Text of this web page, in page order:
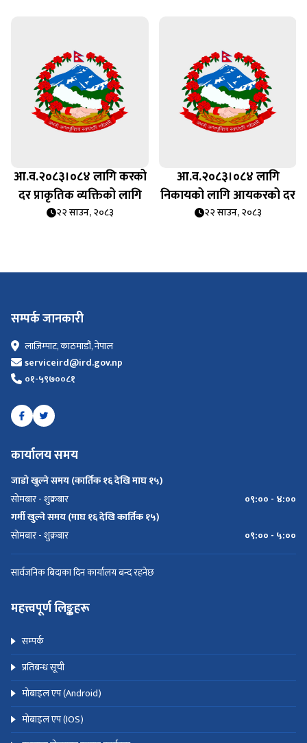
आ.व.२०८३।०८४ लागि करको
दर प्राकृतिक व्यक्तिको लागि
२२ साउन, २०८३
आ.व.२०८३।०८४ लागि
निकायको लागि आयकरको दर
२२ साउन, २०८३
सम्पर्क जानकारी
लाज़िम्पाट, काठमाडौं, नेपाल
serviceird@ird.gov.np
०१-५९७००८१
कार्यालय समय
जाडो खुल्ने समय (कार्तिक १६ देखि माघ १५)
सोमबार - शुक्रबार
०९:०० - ४:००
गर्मी खुल्ने समय (माघ १६ देखि कार्तिक १५)
सोमबार - शुक्रबार
०९:०० - ५:००
सार्वजनिक बिदाका दिन कार्यालय बन्द रहनेछ
महत्त्वपूर्ण लिङ्कहरू
सम्पर्क
प्रतिबन्ध सूची
मोबाइल एप (Android)
मोबाइल एप (IOS)